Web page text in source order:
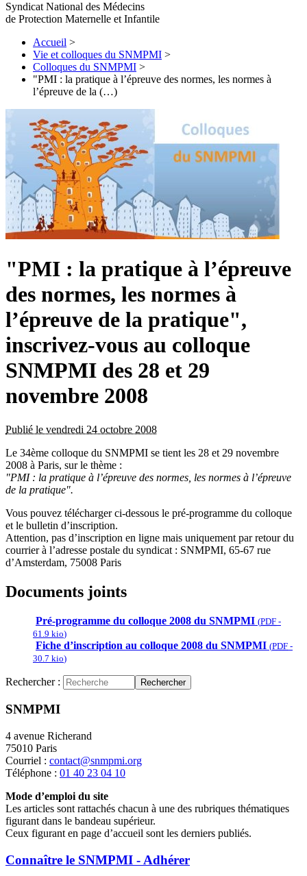
Syndicat National des Médecins
de Protection Maternelle et Infantile
Accueil >
Vie et colloques du SNMPMI >
Colloques du SNMPMI >
"PMI : la pratique à l’épreuve des normes, les normes à
l’épreuve de la (…)
"PMI : la pratique à l’épreuve
des normes, les normes à
l’épreuve de la pratique",
inscrivez-vous au colloque
SNMPMI des 28 et 29
novembre 2008
Publié le vendredi 24 octobre 2008
Le 34ème colloque du SNMPMI se tient les 28 et 29 novembre
2008 à Paris, sur le thème :
"PMI : la pratique à l’épreuve des normes, les normes à l’épreuve
de la pratique".
Vous pouvez télécharger ci-dessous le pré-programme du colloque
et le bulletin d’inscription.
Attention, pas d’inscription en ligne mais uniquement par retour du
courrier à l’adresse postale du syndicat : SNMPMI, 65-67 rue
d’Amsterdam, 75008 Paris
Documents joints
Pré-programme du colloque 2008 du SNMPMI (PDF -
61.9 kio)
Fiche d’inscription au colloque 2008 du SNMPMI (PDF -
30.7 kio)
Rechercher : Rechercher
SNMPMI
4 avenue Richerand
75010 Paris
Courriel : contact@snmpmi.org
Téléphone : 01 40 23 04 10
Mode d’emploi du site
Les articles sont rattachés chacun à une des rubriques thématiques
figurant dans le bandeau supérieur.
Ceux figurant en page d’accueil sont les derniers publiés.
Connaître le SNMPMI - Adhérer